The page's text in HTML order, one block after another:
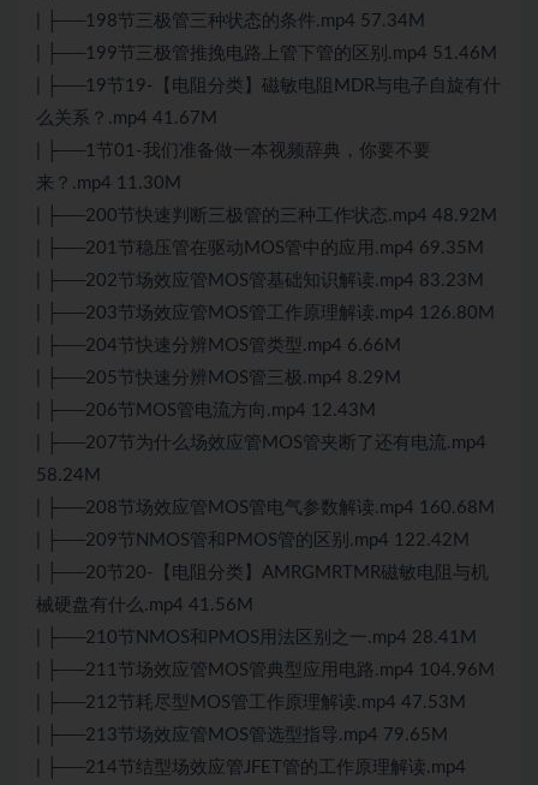
| ├──198节三极管三种状态的条件.mp4 57.34M
| ├──199节三极管推挽电路上管下管的区别.mp4 51.46M
| ├──19节19-【电阻分类】磁敏电阻MDR与电子自旋有什
么关系？.mp4 41.67M
| ├──1节01-我们准备做一本视频辞典，你要不要
来？.mp4 11.30M
| ├──200节快速判断三极管的三种工作状态.mp4 48.92M
| ├──201节稳压管在驱动MOS管中的应用.mp4 69.35M
| ├──202节场效应管MOS管基础知识解读.mp4 83.23M
| ├──203节场效应管MOS管工作原理解读.mp4 126.80M
| ├──204节快速分辨MOS管类型.mp4 6.66M
| ├──205节快速分辨MOS管三极.mp4 8.29M
| ├──206节MOS管电流方向.mp4 12.43M
| ├──207节为什么场效应管MOS管夹断了还有电流.mp4
58.24M
| ├──208节场效应管MOS管电气参数解读.mp4 160.68M
| ├──209节NMOS管和PMOS管的区别.mp4 122.42M
| ├──20节20-【电阻分类】AMRGMRTMR磁敏电阻与机
械硬盘有什么.mp4 41.56M
| ├──210节NMOS和PMOS用法区别之一.mp4 28.41M
| ├──211节场效应管MOS管典型应用电路.mp4 104.96M
| ├──212节耗尽型MOS管工作原理解读.mp4 47.53M
| ├──213节场效应管MOS管选型指导.mp4 79.65M
| ├──214节结型场效应管JFET管的工作原理解读.mp4